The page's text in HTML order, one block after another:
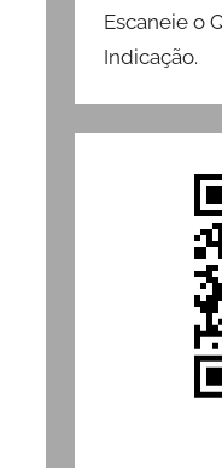
Escaneie o
Indicação.